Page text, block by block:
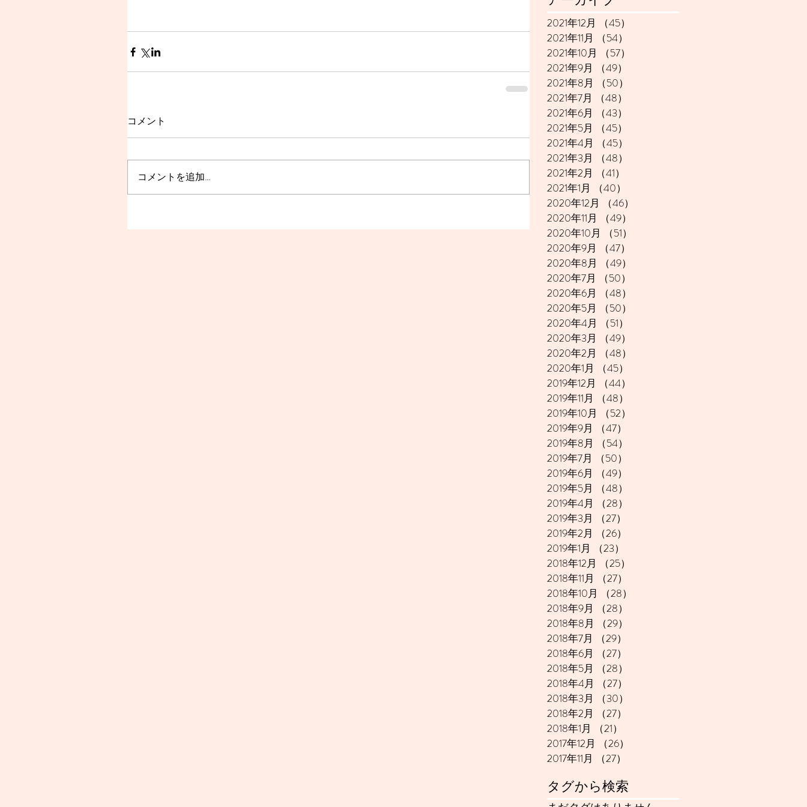
コメント
コメントを追加…
2021年12月 （45）
2021年11月
（54）
2021年10月
（57）
2021年9月
（49）
2021年8月
（50）
2021年7月
（48）
2021年6月
（43）
2021年5月
（45）
2021年4月
（45）
2021年3月
（48）
2021年2月
（41）
2021年1月
（40）
2020年12月
（46）
2020年11月
（49）
2020年10月
（51）
2020年9月
（47）
2020年8月
（49）
2020年7月
（50）
2020年6月
（48）
2020年5月
（50）
2020年4月
（51）
2020年3月
（49）
2020年2月
（48）
2020年1月
（45）
2019年12月
（44）
2019年11月
（48）
2019年10月
（52）
2019年9月
（47）
2019年8月
（54）
2019年7月
（50）
2019年6月
（49）
2019年5月
（48）
2019年4月
（28）
2019年3月
（27）
2019年2月
（26）
2019年1月
（23）
2018年12月
（25）
2018年11月
（27）
2018年10月
（28）
2018年9月
（28）
2018年8月
（29）
2018年7月
（29）
2018年6月
（27）
2018年5月
（28）
2018年4月
（27）
2018年3月
（30）
2018年2月
（27）
2018年1月
（21）
2017年12月
（26）
2017年11月
（27）
タグから検索